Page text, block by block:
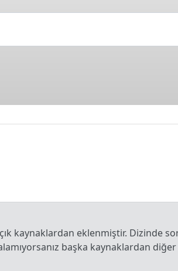
kaynaklardan eklenmiştir. Dizinde
başka kaynaklardan